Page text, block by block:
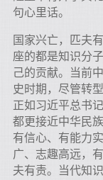
句心里话。
国家兴亡，匹夫
座的都是知识分
己的贡献。当前
史时期，尽管转
正如习近平总书
都更接近中华民
有信心、有能力
广、志趣高远，
夫有责。当代知